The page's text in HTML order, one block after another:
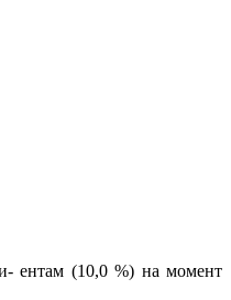
ентам (10,0 %) на момент